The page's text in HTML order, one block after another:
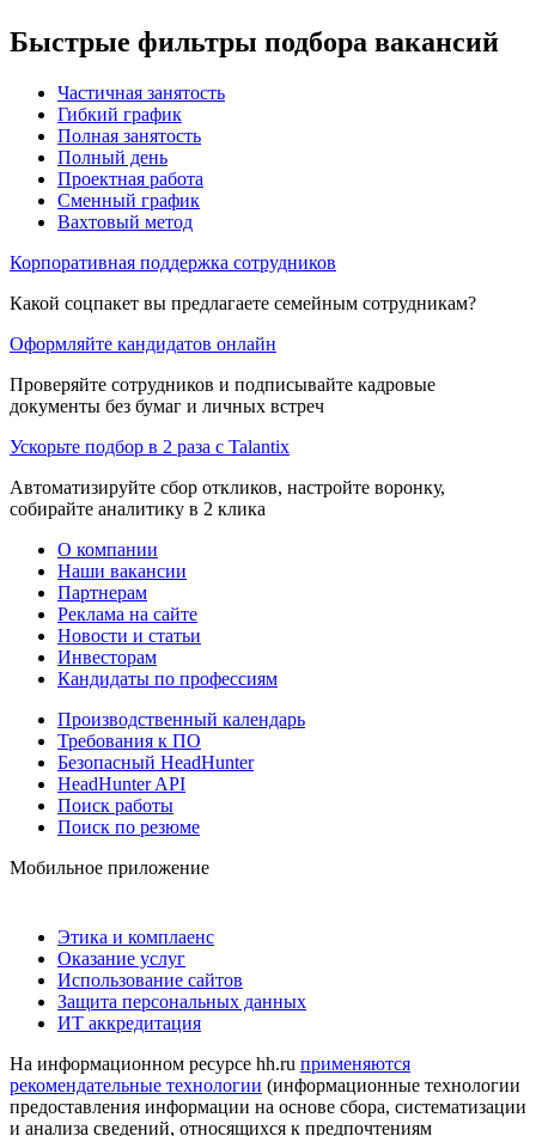
Быстрые фильтры подбора вакансий
Частичная занятость
Гибкий график
Полная занятость
Полный день
Проектная работа
Сменный график
Вахтовый метод
Корпоративная поддержка сотрудников
Какой соцпакет вы предлагаете семейным сотрудникам?
Оформляйте кандидатов онлайн
Проверяйте сотрудников и подписывайте кадровые
документы без бумаг и личных встреч
Ускорьте подбор в 2 раза с Talantix
Автоматизируйте сбор откликов, настройте воронку,
собирайте аналитику в 2 клика
О компании
Наши вакансии
Партнерам
Реклама на сайте
Новости и статьи
Инвесторам
Кандидаты по профессиям
Производственный календарь
Требования к ПО
Безопасный HeadHunter
HeadHunter API
Поиск работы
Поиск по резюме
Мобильное приложение
Этика и комплаенс
Оказание услуг
Использование сайтов
Защита персональных данных
ИТ аккредитация
На информационном ресурсе hh.ru применяются
рекомендательные технологии (информационные технологии
предоставления информации на основе сбора, систематизации
и анализа сведений, относящихся к предпочтениям